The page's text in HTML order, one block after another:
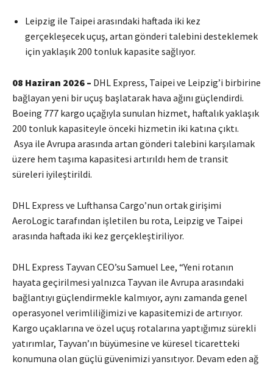
Leipzig ile Taipei arasındaki haftada iki kez
gerçekleşecek uçuş, artan gönderi talebini desteklemek
için yaklaşık 200 tonluk kapasite sağlıyor.
08 Haziran 2026 – DHL Express, Taipei ve Leipzig’i birbirine
bağlayan yeni bir uçuş başlatarak hava ağını güçlendirdi.
Boeing 777 kargo uçağıyla sunulan hizmet, haftalık yaklaşık
200 tonluk kapasiteyle önceki hizmetin iki katına çıktı.
Asya ile Avrupa arasında artan gönderi talebini karşılamak
üzere hem taşıma kapasitesi artırıldı hem de transit
süreleri iyileştirildi.
DHL Express ve Lufthansa Cargo’nun ortak girişimi
AeroLogic tarafından işletilen bu rota, Leipzig ve Taipei
arasında haftada iki kez gerçekleştiriliyor.
DHL Express Tayvan CEO’su Samuel Lee, “Yeni rotanın
hayata geçirilmesi yalnızca Tayvan ile Avrupa arasındaki
bağlantıyı güçlendirmekle kalmıyor, aynı zamanda genel
operasyonel verimliliğimizi ve kapasitemizi de artırıyor.
Kargo uçaklarına ve özel uçuş rotalarına yaptığımız sürekli
yatırımlar, Tayvan’ın büyümesine ve küresel ticaretteki
konumuna olan güçlü güvenimizi yansıtıyor. Devam eden ağ